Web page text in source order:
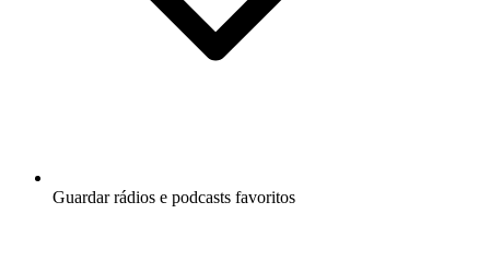
Guardar rádios e podcasts favoritos